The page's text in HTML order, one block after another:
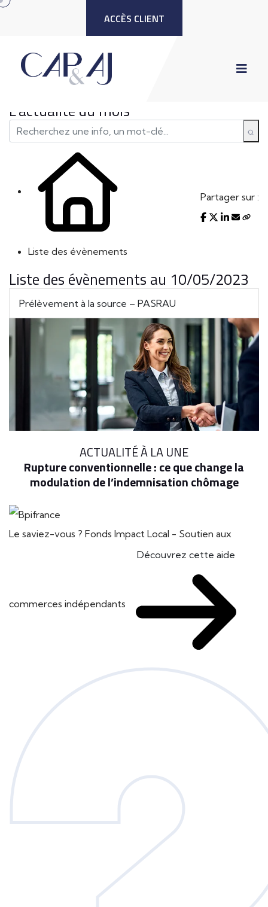
ACCÈS CLIENT
L'actualité du mois
Liste des évènements
Partager sur :
Liste des évènements au 10/05/2023
Prélèvement à la source – PASRAU
ACTUALITÉ À LA UNE
Rupture conventionnelle : ce que change la
modulation de l’indemnisation chômage
Le saviez-vous ? Fonds Impact Local - Soutien aux
commerces indépendants
Découvrez cette aide